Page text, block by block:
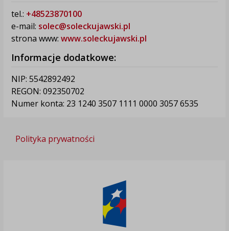
tel.: +48523870100
e-mail: solec@soleckujawski.pl
strona www: www.soleckujawski.pl
Informacje dodatkowe:
NIP: 5542892492
REGON: 092350702
Numer konta: 23 1240 3507 1111 0000 3057 6535
Polityka prywatności